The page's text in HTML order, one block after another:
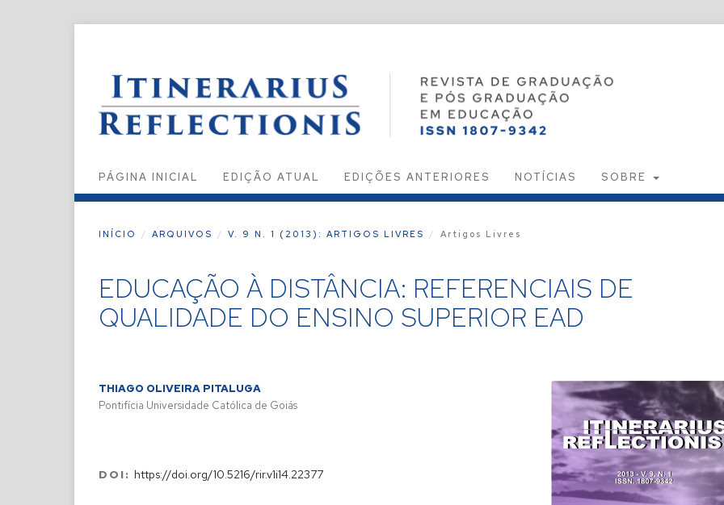
PÁGINA INICIAL EDIÇÃO ATUAL EDIÇÕES ANTERIORES NOTÍCIAS SOBRE
INÍCIO / ARQUIVOS / V. 9 N. 1 (2013): ARTIGOS LIVRES / Artigos Livres
EDUCAÇÃO À DISTÂNCIA: REFERENCIAIS DE
QUALIDADE DO ENSINO SUPERIOR EAD
THIAGO OLIVEIRA PITALUGA
Pontifícia Universidade Católica de Goiás
DOI: https://doi.org/10.5216/rir.v1i14.22377